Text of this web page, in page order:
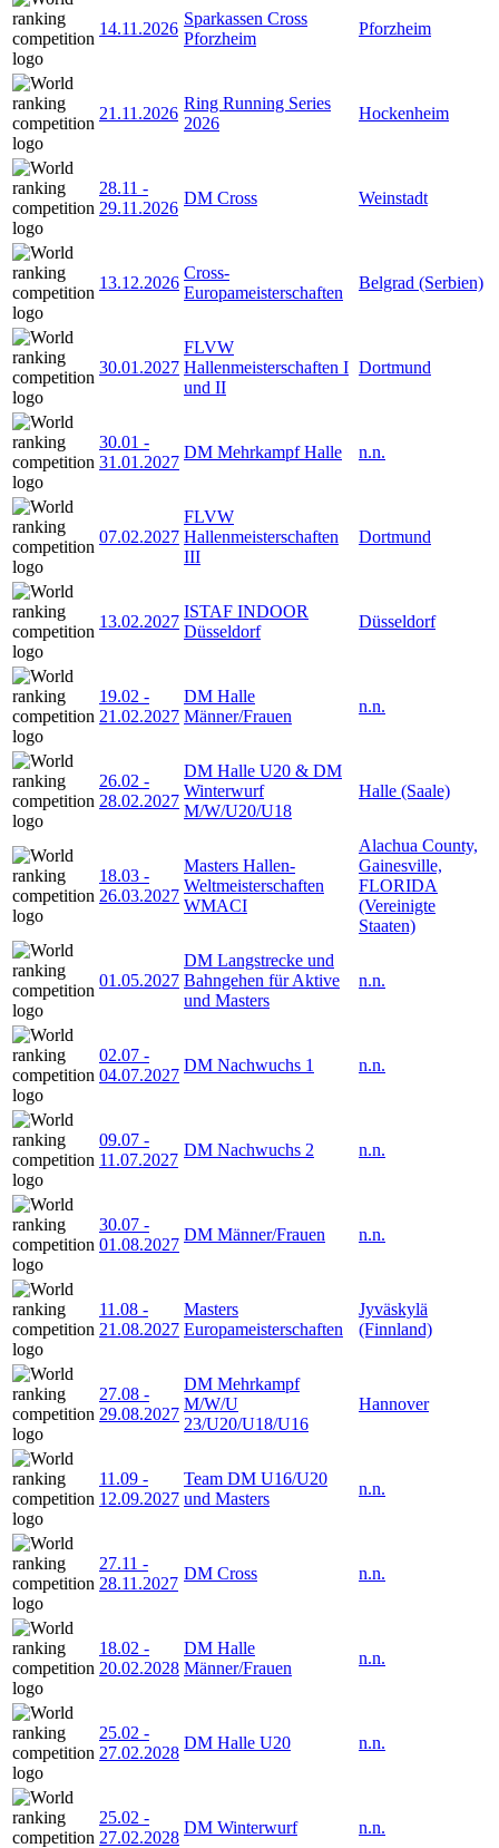
14.11.2026
Sparkassen Cross
Pforzheim
Pforzheim
21.11.2026
Ring Running Series
2026
Hockenheim
28.11 -
29.11.2026
DM Cross Weinstadt
13.12.2026
Cross-
Europameisterschaften
Belgrad (Serbien)
30.01.2027
FLVW
Hallenmeisterschaften I
und II
Dortmund
30.01 -
31.01.2027
DM Mehrkampf Halle n.n.
07.02.2027
FLVW
Hallenmeisterschaften
III
Dortmund
13.02.2027
ISTAF INDOOR
Düsseldorf
Düsseldorf
19.02 -
21.02.2027
DM Halle
Männer/Frauen
n.n.
26.02 -
28.02.2027
DM Halle U20 & DM
Winterwurf
M/W/U20/U18
Halle (Saale)
18.03 -
26.03.2027
Masters Hallen-
Weltmeisterschaften
WMACI
Alachua County,
Gainesville,
FLORIDA
(Vereinigte
Staaten)
01.05.2027
DM Langstrecke und
Bahngehen für Aktive
und Masters
n.n.
02.07 -
04.07.2027
DM Nachwuchs 1 n.n.
09.07 -
11.07.2027
DM Nachwuchs 2 n.n.
30.07 -
01.08.2027
DM Männer/Frauen n.n.
11.08 -
21.08.2027
Masters
Europameisterschaften
Jyväskylä
(Finnland)
27.08 -
29.08.2027
DM Mehrkampf
M/W/U
23/U20/U18/U16
Hannover
11.09 -
12.09.2027
Team DM U16/U20
und Masters
n.n.
27.11 -
28.11.2027
DM Cross n.n.
18.02 -
20.02.2028
DM Halle
Männer/Frauen
n.n.
25.02 -
27.02.2028
DM Halle U20 n.n.
25.02 -
27.02.2028
DM Winterwurf n.n.